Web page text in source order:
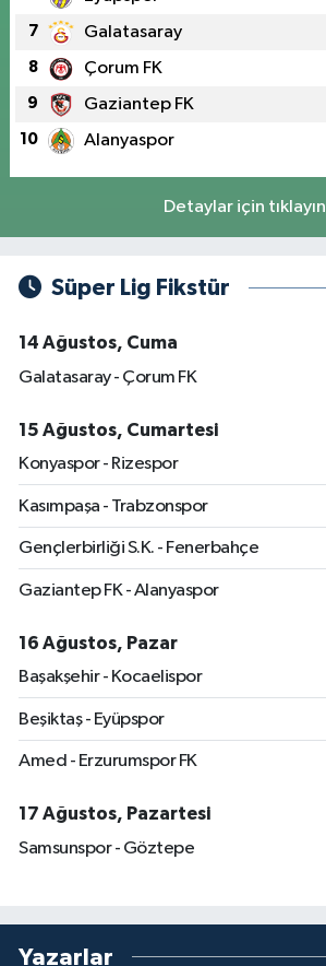
7 Galatasaray
8 Çorum FK
9 Gaziantep FK
10 Alanyaspor
Detaylar için tıklayın
Süper Lig Fikstür
14 Ağustos, Cuma
Galatasaray - Çorum FK
15 Ağustos, Cumartesi
Konyaspor - Rizespor
Kasımpaşa - Trabzonspor
Gençlerbirliği S.K. - Fenerbahçe
Gaziantep FK - Alanyaspor
16 Ağustos, Pazar
Başakşehir - Kocaelispor
Beşiktaş - Eyüpspor
Amed - Erzurumspor FK
17 Ağustos, Pazartesi
Samsunspor - Göztepe
Yazarlar